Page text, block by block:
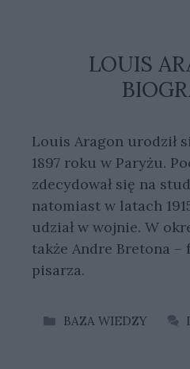
LOUIS
Louis Aragon urodził
1897 roku w Paryżu.
zdecydował się na
natomiast w latach
udział w wojnie. W
także Andre Bretona –
pisarza.
KATEGORIE
BAZA WIEDZY